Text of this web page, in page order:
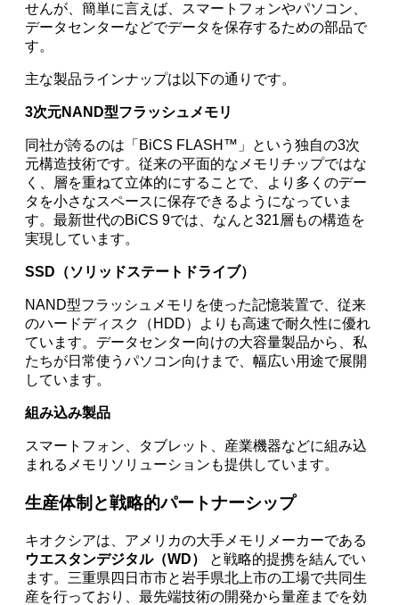
せんが、簡単に言えば、スマートフォンやパソコン、
データセンターなどでデータを保存するための部品で
す。
主な製品ラインナップは以下の通りです。
3次元NAND型フラッシュメモリ
同社が誇るのは「BiCS FLASH™」という独自の3次
元構造技術です。従来の平面的なメモリチップではな
く、層を重ねて立体的にすることで、より多くのデー
タを小さなスペースに保存できるようになっていま
す。最新世代のBiCS 9では、なんと321層もの構造を
実現しています。
SSD（ソリッドステートドライブ）
NAND型フラッシュメモリを使った記憶装置で、従来
のハードディスク（HDD）よりも高速で耐久性に優れ
ています。データセンター向けの大容量製品から、私
たちが日常使うパソコン向けまで、幅広い用途で展開
しています。
組み込み製品
スマートフォン、タブレット、産業機器などに組み込
まれるメモリソリューションも提供しています。
生産体制と戦略的パートナーシップ
キオクシアは、アメリカの大手メモリメーカーである
ウエスタンデジタル（WD）
と戦略的提携を結んでい
ます。三重県四日市市と岩手県北上市の工場で共同生
産を行っており、最先端技術の開発から量産までを効